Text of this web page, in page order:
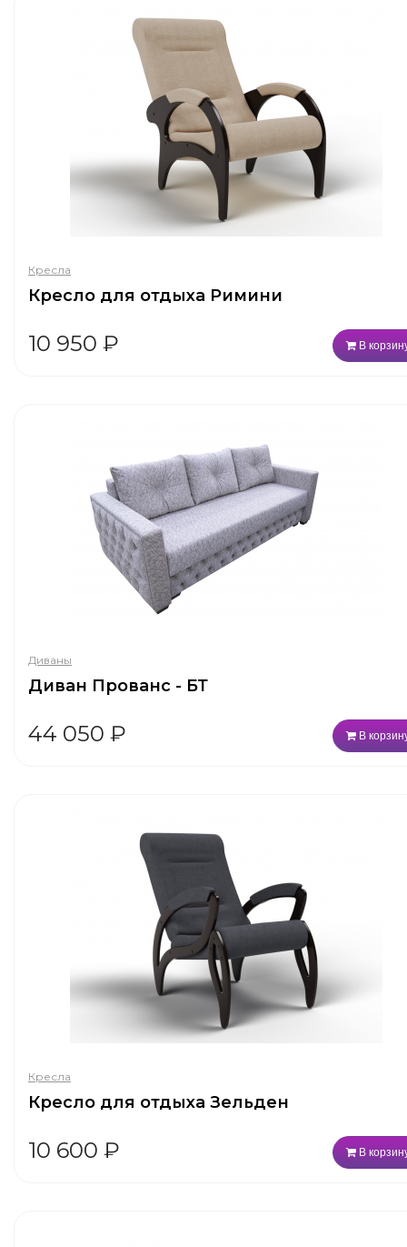
Кресла
Кресло для отдыха Римини
10 950 ₽ В
Диваны
Диван Прованс - БТ
44 050 ₽ В
Кресла
Кресло для отдыха Зельден
10 600 ₽ В